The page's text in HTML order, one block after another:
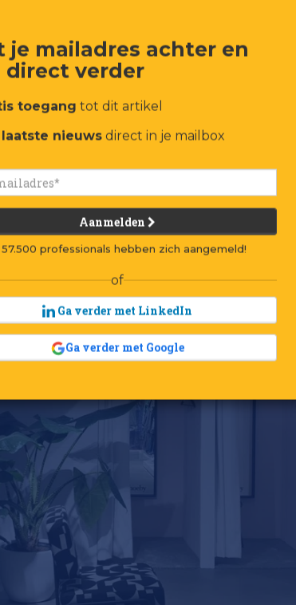
je mailadres achter en
direct verder
toegangtot dit artikel
Aanmelden
57.500 professionals hebben zich aangemeld!
of
Ga verder met LinkedIn